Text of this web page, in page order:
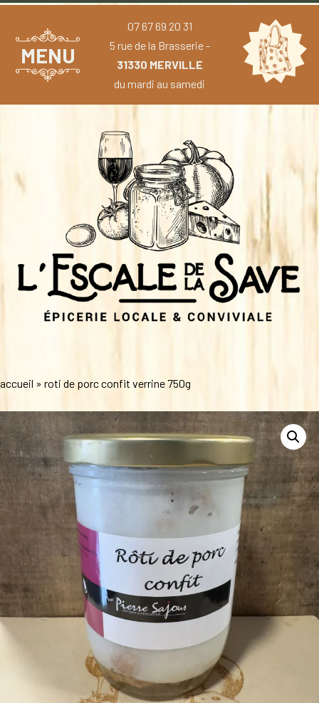
MENU
07 67 69 20 31
5 rue de la Brasserie -
31330 MERVILLE
du mardi au samedi
accueil » roti de porc confit verrine 750g